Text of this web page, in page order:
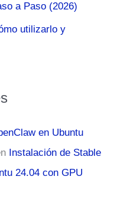
a Paso (2026)
utilizarlo y
en Ubuntu
Instalación de Stable
24.04 con GPU